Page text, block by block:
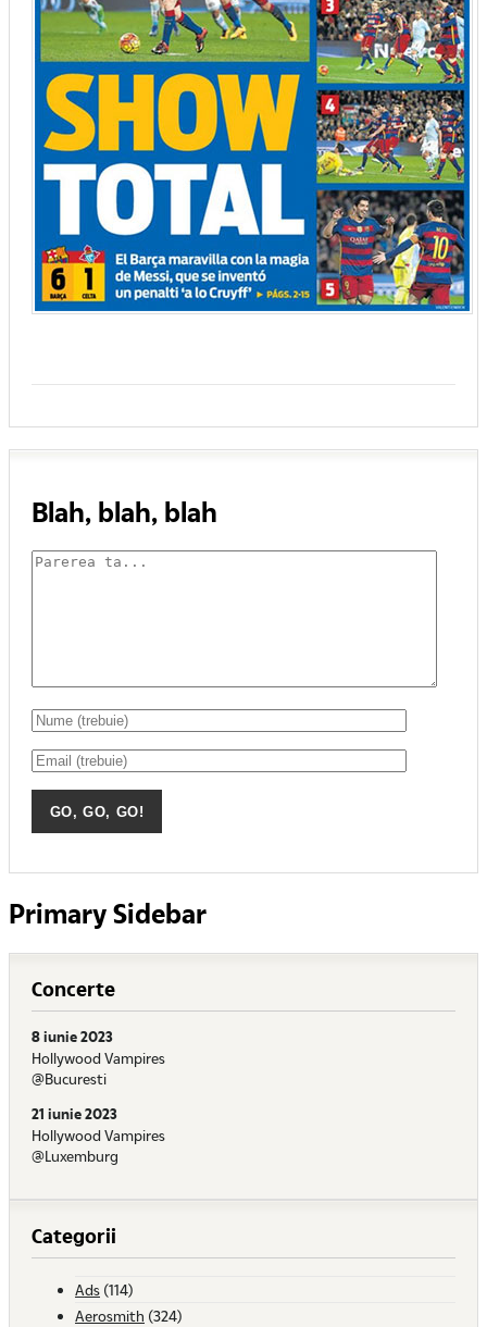
Blah, blah, blah
Primary Sidebar
Concerte
8 iunie 2023
Hollywood Vampires
@Bucuresti
21 iunie 2023
Hollywood Vampires
@Luxemburg
Categorii
Ads (114)
Aerosmith (324)